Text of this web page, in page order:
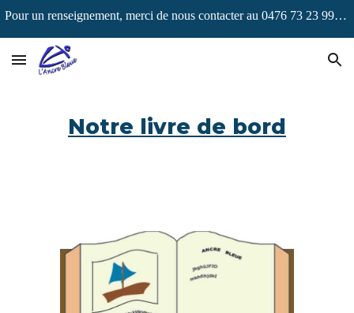
Pour un renseignement, merci de nous contacter au 0476 73 23 99 ou via navigations@ancrebleue.be !
Notre livre de bord